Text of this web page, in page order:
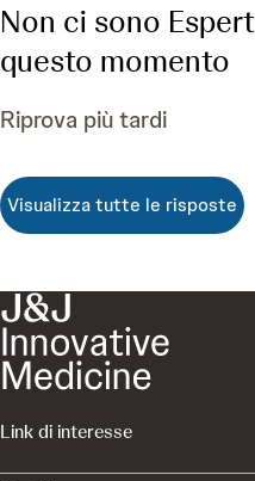
Non ci sono
questo momento
Riprova più tardi
Visualizza tutte le risposte
Link di interesse